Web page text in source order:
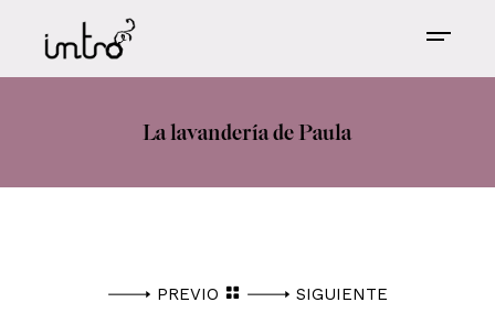
La lavandería de Paula
PREVIO SIGUIENTE